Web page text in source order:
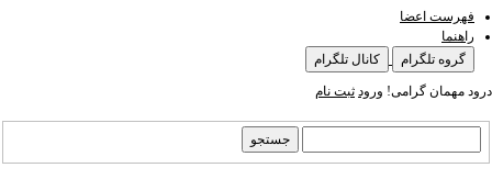
فهرست اعضا
راهنما
گروه تلگرام
کانال تلگرام
درود مهمان گرامی! ورود ثبت نام